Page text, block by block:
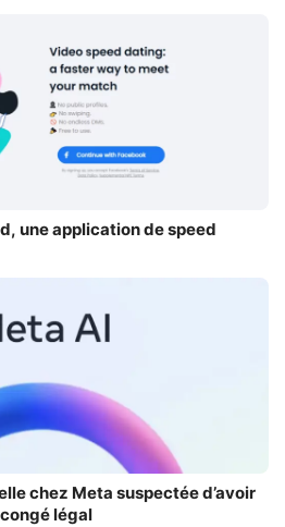
une application de speed
chez Meta suspectée d’avoir
légal